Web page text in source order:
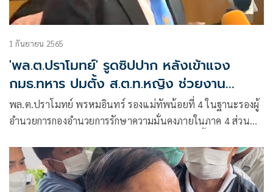
1 กันยายน 2565
'พล.ต.ปราโมทย์' รูดซิปปาก หลังเข้าแจง
กมธ.ทหาร ปมตั้ง ส.ต.ท.หญิง ช่วยงาน
กอ.รมน.
พล.ต.ปราโมทย์ พรหมอินทร์ รองแม่ทัพน้อยที่ 4 ในฐานะรองผู้
อำนวยการกองอำนวยการรักษาความมั่นคงภายในภาค 4 ส่วน
กรรมาธิการการทหาร